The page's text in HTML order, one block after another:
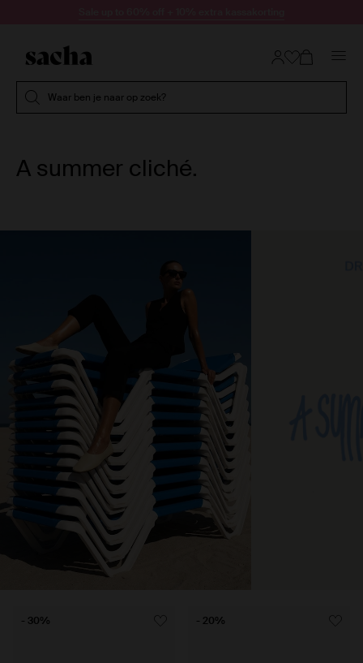
Waar ben je naar op zoek?
A summer cliché.
- 30% - 20%
Item